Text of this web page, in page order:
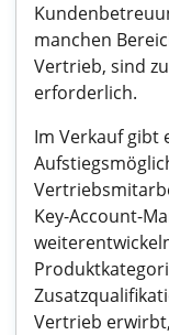
manchen
Vertrieb, sind
erforderlich.
Im Verkauf gibt
Key-Account-
Vertrieb